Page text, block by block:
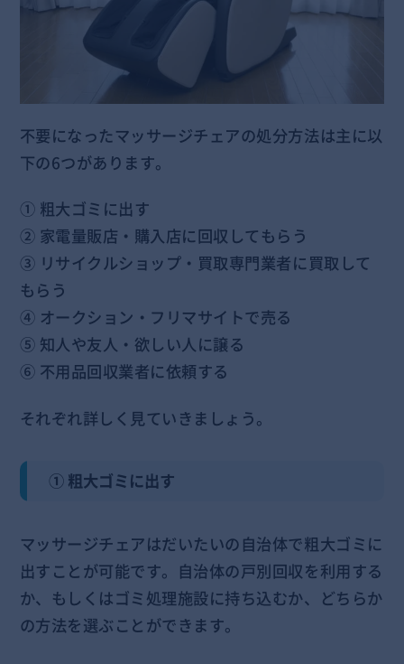
不要になったマッサージチェアの処分方法は主に以
下の6つがあります。
① 粗大ゴミに出す
② 家電量販店・購入店に回収してもらう
③ リサイクルショップ・買取専門業者に買取して
もらう
④ オークション・フリマサイトで売る
⑤ 知人や友人・欲しい人に譲る
⑥ 不用品回収業者に依頼する
それぞれ詳しく見ていきましょう。
① 粗大ゴミに出す
マッサージチェアはだいたいの自治体で粗大ゴミに
出すことが可能です。自治体の戸別回収を利用する
か、もしくはゴミ処理施設に持ち込むか、どちらか
の方法を選ぶことができます。